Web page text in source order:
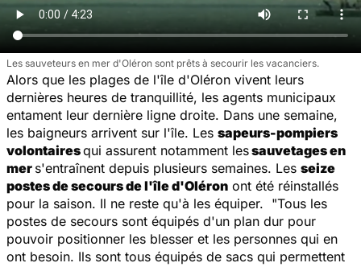
Les sauveteurs en mer d'Oléron sont prêts à secourir les vacanciers.
Alors que les plages de l'île d'Oléron vivent leurs
dernières heures de tranquillité, les agents municipaux
entament leur dernière ligne droite. Dans une semaine,
les baigneurs arrivent sur l'île. Les sapeurs-pompiers
volontairesqui assurent notamment lessauvetages en
mer s'entraînent depuis plusieurs semaines. Les seize
postes de secours de l'île d'Oléron ont été réinstallés
pour la saison. Il ne reste qu'à les équiper. "Tous les
postes de secours sont équipés d'un plan dur pour
pouvoir positionner les blesser et les personnes qui en
ont besoin. Ils sont tous équipés de sacs qui permettent